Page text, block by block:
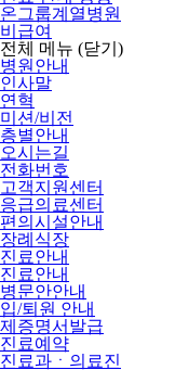
온그룹계열병원
비급여
전체 메뉴 (닫기)
병원안내
인사말
연혁
미션/비전
층별안내
오시는길
전화번호
고객지원센터
응급의료센터
편의시설안내
장례식장
진료안내
진료안내
병문안안내
입/퇴원 안내
제증명서발급
진료예약
진료과ㆍ의료진